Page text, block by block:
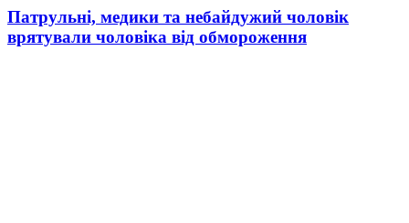
Патрульні, медики та небайдужий чоловік
врятували чоловіка від обмороження